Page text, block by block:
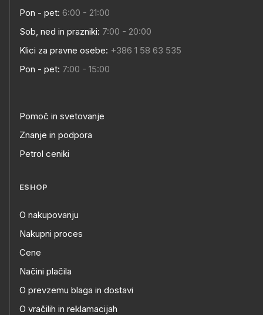
Pon - pet: 6:00 - 21:00
Sob, ned in prazniki: 7:00 - 20:00
Klici za pravne osebe: +386 1 58 63 535
Pon - pet: 7:00 - 15:00
Pomoč in svetovanje
Znanje in podpora
Petrol ceniki
ESHOP
O nakupovanju
Nakupni proces
Cene
Načini plačila
O prevzemu blaga in dostavi
O vračilih in reklamacijah